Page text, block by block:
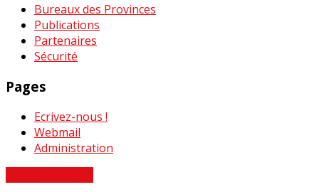
Bureaux des Provinces
Publications
Partenaires
Sécurité
Pages
Ecrivez-nous !
Webmail
Administration